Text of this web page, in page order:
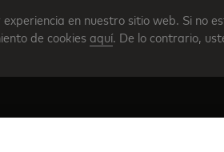
en nuestro sitio web. Si no
de cookies aquí. De lo contrario,